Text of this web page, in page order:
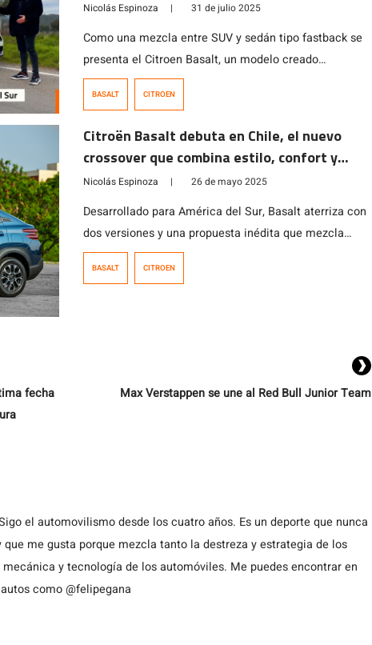
Nicolás Espinoza | 31 de julio 2025
Como una mezcla entre SUV y sedán tipo fastback se
presenta el Citroen Basalt, un modelo creado
especialmente para el mercado de Sudamérica con
coupantes y mantener una capacidad de carga de 490
litros en su […]
BASALT CITROEN
Citroën Basalt debuta en Chile, el nuevo
crossover que combina estilo, confort y
espacio
Nicolás Espinoza | 26 de mayo 2025
Desarrollado para América del Sur, Basalt aterriza con
dos versiones y una propuesta inédita que mezcla
diseño y funcionalidad.
BASALT CITROEN
fecha
Max Verstappen se une al Red Bull Junior Team
el automovilismo desde los cuatro años. Es un deporte que nunca
que me gusta porque mezcla tanto la destreza y estrategia de los
y tecnología de los automóviles. Me puedes encontrar en
como @felipegana